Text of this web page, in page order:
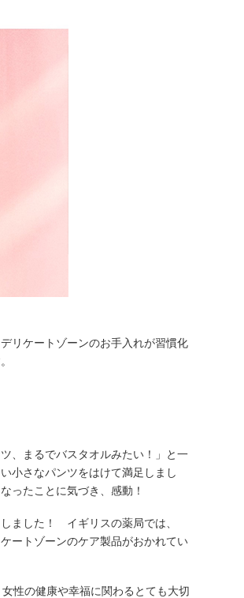
リケートゾーンのお手入れが習慣化
、まるでバスタオルみたい！」と一
小さなパンツをはけて満足しまし
ったことに気づき、感動！
ました！ イギリスの薬局では、
ートゾーンのケア製品がおかれてい
性の健康や幸福に関わるとても大切